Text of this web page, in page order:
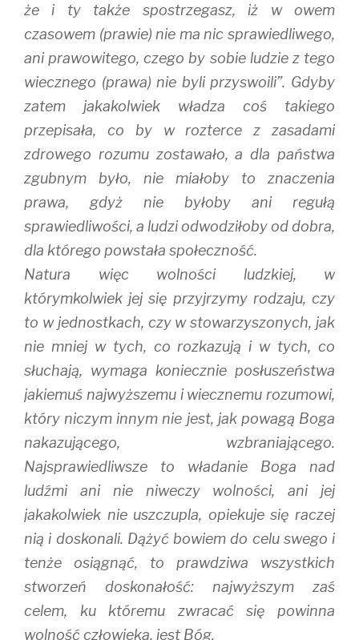
że i ty także spostrzegasz, iż w owem
czasowem (prawie) nie ma nic sprawiedliwego,
ani prawowitego, czego by sobie ludzie z tego
wiecznego (prawa) nie byli przyswoili”. Gdyby
zatem jakakolwiek władza coś takiego
przepisała, co by w rozterce z zasadami
zdrowego rozumu zostawało, a dla państwa
zgubnym było, nie miałoby to znaczenia
prawa, gdyż nie byłoby ani regułą
sprawiedliwości, a ludzi odwodziłoby od dobra,
dla którego powstała społeczność.
Natura więc wolności ludzkiej, w
którymkolwiek jej się przyjrzymy rodzaju, czy
to w jednostkach, czy w stowarzyszonych, jak
nie mniej w tych, co rozkazują i w tych, co
słuchają, wymaga koniecznie posłuszeństwa
jakiemuś najwyższemu i wiecznemu rozumowi,
który niczym innym nie jest, jak powagą Boga
nakazującego, wzbraniającego.
Najsprawiedliwsze to władanie Boga nad
ludźmi ani nie niweczy wolności, ani jej
jakakolwiek nie uszczupla, opiekuje się raczej
nią i doskonali. Dążyć bowiem do celu swego i
tenże osiągnąć, to prawdziwa wszystkich
stworzeń doskonałość: najwyższym zaś
celem, ku któremu zwracać się powinna
wolność człowieka, jest Bóg.